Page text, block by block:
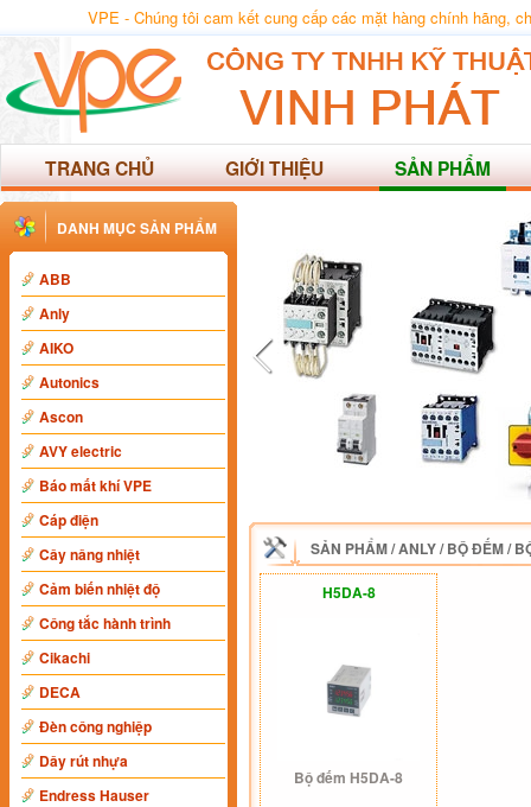
VPE - Chúng tôi cam kết cung cấp các mặt hàng chính hãng,
TRANG CHỦ GIỚI THIỆU SẢN PHẨM
DANH MỤC SẢN PHẨM
ABB
Anly
AIKO
Autonics
Ascon
AVY electric
Báo mất khí VPE
Cáp điện
Cây nâng nhiệt
Cảm biến nhiệt độ
Công tắc hành trình
Cikachi
DECA
Đèn công nghiệp
Dây rút nhựa
Endress Hauser
SẢN PHẨM/ANLY/BỘ ĐẾM/
H5DA-8
Bộ đếm H5DA-8